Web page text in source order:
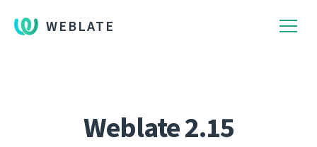
WEBLATE
Weblate 2.15